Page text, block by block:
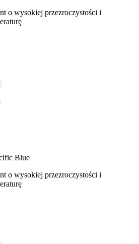
o wysokiej przezroczystości i
Blue
o wysokiej przezroczystości i